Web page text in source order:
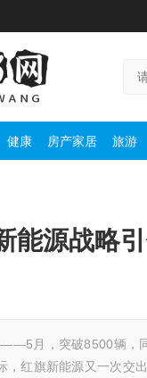
健康 房产家居 旅游
能源战略
月，突破8500辆，
红旗新能源又一次交